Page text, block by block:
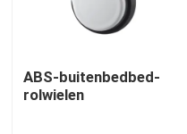
Producten
ABS-buitenbedbed-
rolwielen